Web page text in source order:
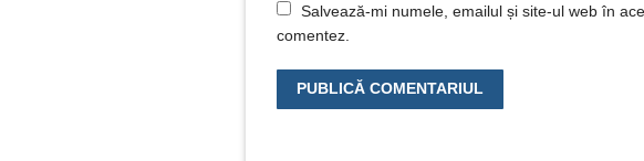
Salvează-mi numele, emailul și site-ul web în
comentez.